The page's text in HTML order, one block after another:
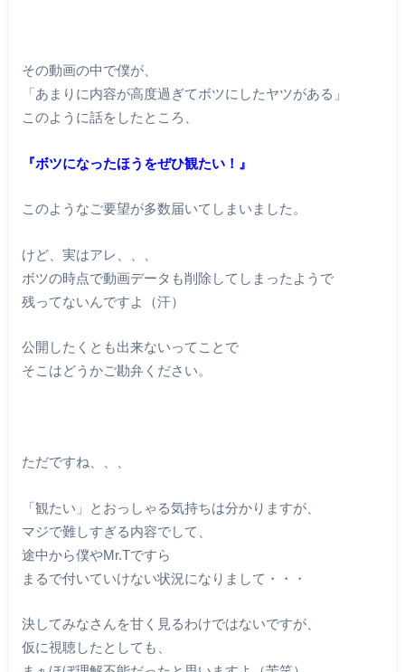
その動画の中で僕が、
「あまりに内容が高度過ぎてボツにしたヤツがある」
このように話をしたところ、
『ボツになったほうをぜひ観たい！』
このようなご要望が多数届いてしまいました。
けど、実はアレ、、、
ボツの時点で動画データも削除してしまったようで
残ってないんですよ（汗）
公開したくとも出来ないってことで
そこはどうかご勘弁ください。
ただですね、、、
「観たい」とおっしゃる気持ちは分かりますが、
マジで難しすぎる内容でして、
途中から僕やMr.Tですら
まるで付いていけない状況になりまして・・・
決してみなさんを甘く見るわけではないですが、
仮に視聴したとしても、